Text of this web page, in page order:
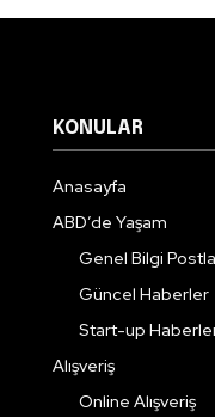
KONULAR
Anasayfa
ABD’de Yaşam
Genel Bilgi
Güncel Haberler
Start-up
Alışveriş
Online Alışveriş